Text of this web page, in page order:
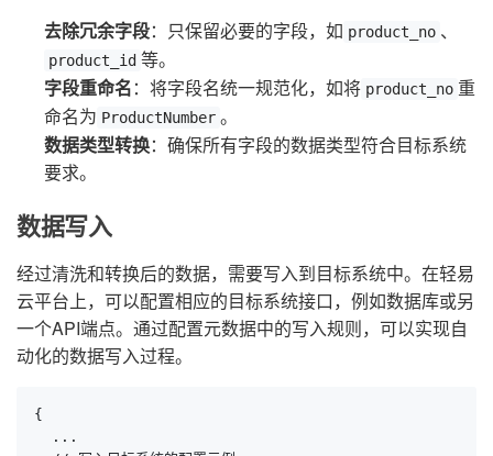
去除冗余字段：只保留必要的字段，如 product_no 、
product_id 等。
字段重命名：将字段名统一规范化，如将 product_no 重
命名为 ProductNumber 。
数据类型转换：确保所有字段的数据类型符合目标系统
要求。
数据写入
经过清洗和转换后的数据，需要写入到目标系统中。在轻易
云平台上，可以配置相应的目标系统接口，例如数据库或另
一个API端点。通过配置元数据中的写入规则，可以实现自
动化的数据写入过程。
{
  ...